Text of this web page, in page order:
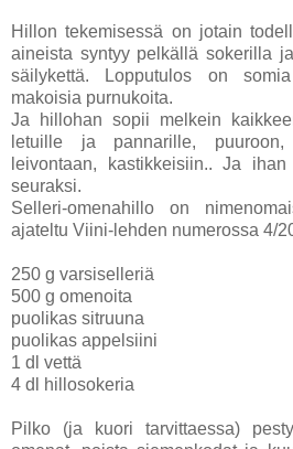
Hillon tekemisessä on jotain
aineista syntyy pelkällä sokerilla
säilykettä. Lopputulos on
makoisia purnukoita.
Ja hillohan sopii melkein
letuille ja pannarille, puuroon,
leivontaan, kastikkeisiin.. Ja
seuraksi.
Selleri-omenahillo on
ajateltu Viini-lehden numerossa 4/
250 g varsiselleriä
500 g omenoita
puolikas sitruuna
puolikas appelsiini
1 dl vettä
4 dl hillosokeria
Pilko (ja kuori tarvittaessa)